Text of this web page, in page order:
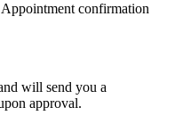
Appointment confirmation
will send you a
approval.